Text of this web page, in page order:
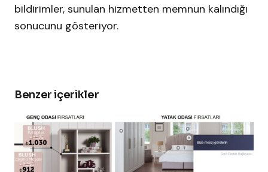
bildirimler, sunulan hizmetten memnun kalındığı
sonucunu gösteriyor.
Benzer içerikler